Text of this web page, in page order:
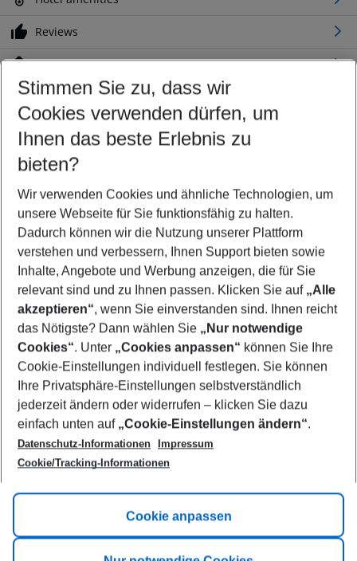
Reviews
Location
Customize your offer
Find the perfect deal which suits your best
Your departure airport
Any airport
Select your date range
12/08/26–10/08/27 5-8 nights
Who will travel
2 adults No children
Show more filter
Footer
Footer navigation
Title A
Link A
Stimmen Sie zu, dass wir
Cookies verwenden dürfen, um
Ihnen das beste Erlebnis zu
bieten?
Wir verwenden Cookies und ähnliche Technologien, um
unsere Webseite für Sie funktionsfähig zu halten.
Dadurch können wir die Nutzung unserer Plattform
verstehen und verbessern, Ihnen Support bieten sowie
Inhalte, Angebote und Werbung anzeigen, die für Sie
relevant sind und zu Ihnen passen. Klicken Sie auf „Alle
akzeptieren“, wenn Sie einverstanden sind. Ihnen reicht
das Nötigste? Dann wählen Sie „Nur notwendige
Cookies“. Unter „Cookies anpassen“ können Sie Ihre
Cookie-Einstellungen individuell festlegen. Sie können
Ihre Privatsphäre-Einstellungen selbstverständlich
jederzeit ändern oder widerrufen – klicken Sie dazu
einfach unten auf „Cookie-Einstellungen ändern“.
Datenschutz-Informationen
Impressum
Cookie/Tracking-Informationen
Cookie anpassen